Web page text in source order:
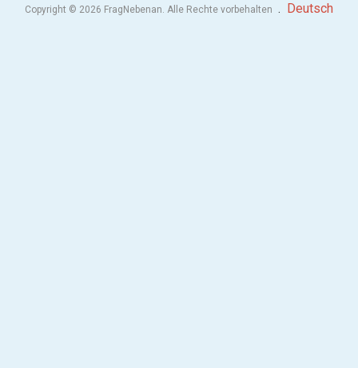
Copyright © 2026 FragNebenan. Alle Rechte vorbehalten . Deutsch